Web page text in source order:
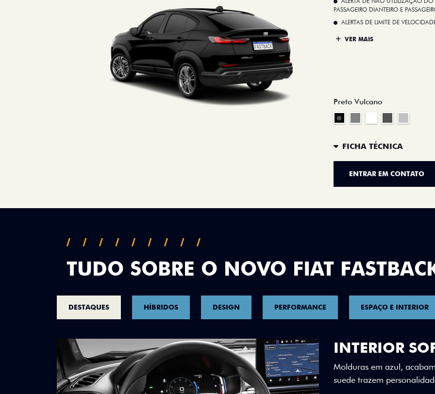
PASSAGEIRO DIANTEIRO E
ALERTAS DE LIMITE DE
VER MAIS
Preto Vulcano
FICHA TÉCNICA
ENTRAR EM CONTATO
TUDO SOBRE O NOVO FIAT
DESTAQUES HÍBRIDOS DESIGN PERFORMANCE ESPAÇO E INTERIOR
EXEMPLARES
ÚNICOS
A placa metálica